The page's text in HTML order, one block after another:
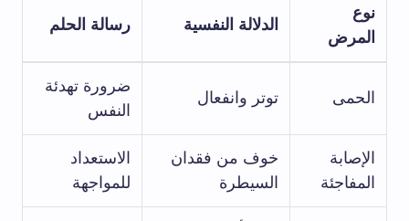
نوع
المرض
الدلالة النفسية رسالة الحلم
الحمى توتر وانفعال
ضرورة تهدئة
النفس
الإصابة
المفاجئة
خوف من ​فقدان
السيطرة
الاستعداد
للمواجهة